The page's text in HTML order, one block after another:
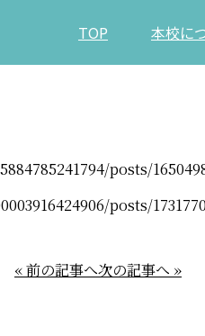
TOP 本校に
posts/
posts/
« 前の記事へ次の記事へ »